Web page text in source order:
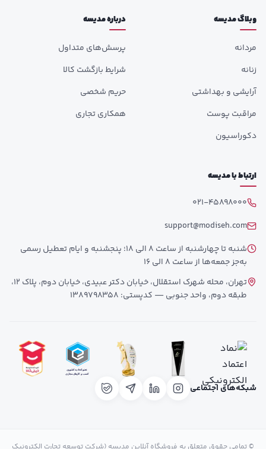
وبلاگ مدیسه
مردانه
زنانه
آرایشی و بهداشتی
مراقبت پوست
دکوراسیون
درباره مدیسه
پرسش‌های متداول
شرایط بازگشت کالا
حریم شخصی
همکاری تجاری
ارتباط با مدیسه
021-45898000
support@modiseh.com
شنبه تا چهارشنبه از ساعت 8 الی 18؛ پنجشنبه و ایام تعطیل رسمی
به‌جز جمعه‌ها از ساعت 8 الی 16
تهران، محله شهرک استقلال، خیابان دکتر عبیدی، خیابان دوم، پلاک 12،
طبقه دوم، واحد جنوبی — کدپستی: 1389798358
شبکه‌های اجتماعی